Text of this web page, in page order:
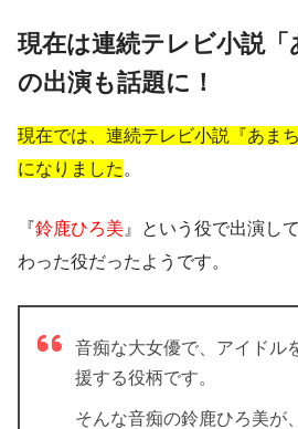
現在は連続テレビ小説
の出演も話題に！
現在では、連続テレビ小説『あま
になりました 。
『鈴鹿ひろ美 』という役で出演し
わった役だったようです。
音痴な大女優で、アイドル
援する役柄です。
そんな音痴の鈴鹿ひろ美が